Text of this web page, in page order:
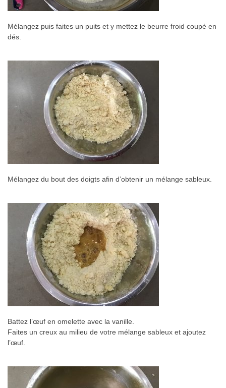
Mélangez puis faites un puits et y mettez le beurre froid coupé en
dés.
Mélangez du bout des doigts afin d’obtenir un mélange sableux.
Battez l’œuf en omelette avec la vanille.
Faites un creux au milieu de votre mélange sableux et ajoutez
l’œuf.